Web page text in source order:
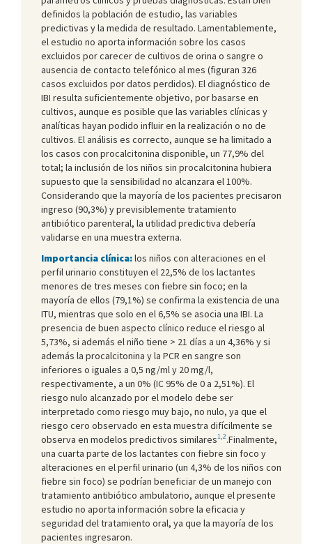
definidos la población de estudio, las variables
predictivas y la medida de resultado. Lamentablemente,
el estudio no aporta información sobre los casos
excluidos por carecer de cultivos de orina o sangre o
ausencia de contacto telefónico al mes (figuran 326
casos excluidos por datos perdidos). El diagnóstico de
IBI resulta suficientemente objetivo, por basarse en
cultivos, aunque es posible que las variables clínicas y
analíticas hayan podido influir en la realización o no de
cultivos. El análisis es correcto, aunque se ha limitado a
los casos con procalcitonina disponible, un 77,9% del
total; la inclusión de los niños sin procalcitonina hubiera
supuesto que la sensibilidad no alcanzara el 100%.
Considerando que la mayoría de los pacientes precisaron
ingreso (90,3%) y previsiblemente tratamiento
antibiótico parenteral, la utilidad predictiva debería
validarse en una muestra externa.
Importancia clínica:los niños con alteraciones en el
perfil urinario constituyen el 22,5% de los lactantes
menores de tres meses con fiebre sin foco; en la
mayoría de ellos (79,1%) se confirma la existencia de una
ITU, mientras que solo en el 6,5% se asocia una IBI. La
presencia de buen aspecto clínico reduce el riesgo al
5,73%, si además el niño tiene > 21 días a un 4,36% y si
además la procalcitonina y la PCR en sangre son
inferiores o iguales a 0,5 ng/ml y 20 mg/l,
respectivamente, a un 0% (IC 95% de 0 a 2,51%). El
riesgo nulo alcanzado por el modelo debe ser
interpretado como riesgo muy bajo, no nulo, ya que el
riesgo cero observado en esta muestra difícilmente se
observa en modelos predictivos similares1,2.Finalmente,
una cuarta parte de los lactantes con fiebre sin foco y
alteraciones en el perfil urinario (un 4,3% de los niños con
fiebre sin foco) se podrían beneficiar de un manejo con
tratamiento antibiótico ambulatorio, aunque el presente
estudio no aporta información sobre la eficacia y
seguridad del tratamiento oral, ya que la mayoría de los
pacientes ingresaron.